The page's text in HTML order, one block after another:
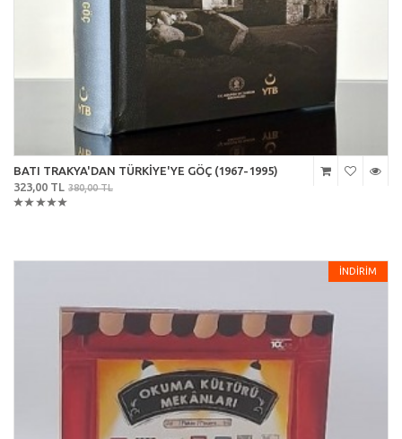
BATI TRAKYA'DAN TÜRKİYE'YE GÖÇ (1967-1995)
323,00 TL 380,00 TL
İNDİRİM